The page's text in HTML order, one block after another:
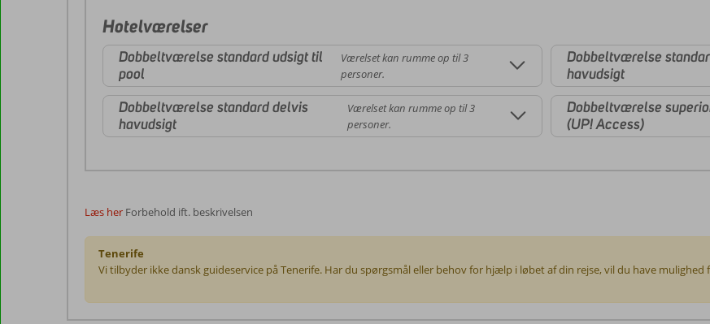
Hotelværelser
Dobbeltværelse standard udsigt til
pool
Værelset kan rumme op til 3
personer.
Dobbeltværelse standard delvis
havudsigt
Værelset kan rumme op til 3
personer.
Dobbeltværelse
havudsigt
Dobbeltværelse
(UP! Access)
Læs her Forbehold ift. beskrivelsen
Tenerife
Vi tilbyder ikke dansk guideservice på Tenerife. Har du spørgsmål eller behov for hjælp i løbet af din rejse, vil du have